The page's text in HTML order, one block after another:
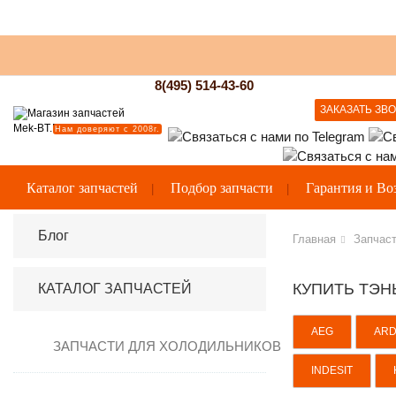
Нам доверяют с 2008г.
8(495) 514-43-60
ЗАКАЗАТЬ
Каталог запчастей Подбор запчасти Гарантия и
Блог
КАТАЛОГ ЗАПЧАСТЕЙ
ЗАПЧАСТИ ДЛЯ ХОЛОДИЛЬНИКОВ
Главная
КУПИТЬ
AEG
INDESIT